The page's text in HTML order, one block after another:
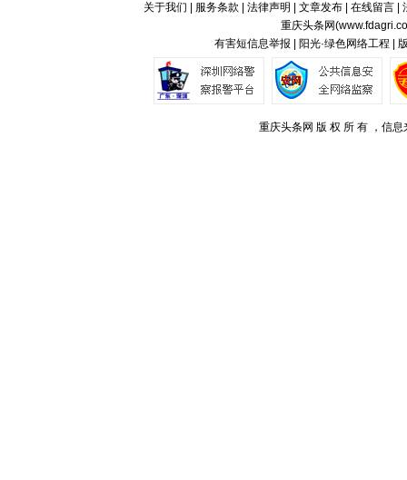
关于我们 服务条款 法律声明 文章发布| 在线留言|
重庆头条网(
有害短信息举报 | 阳光·绿色网络工程 |
重庆头条网 版 权 所 有 ，信